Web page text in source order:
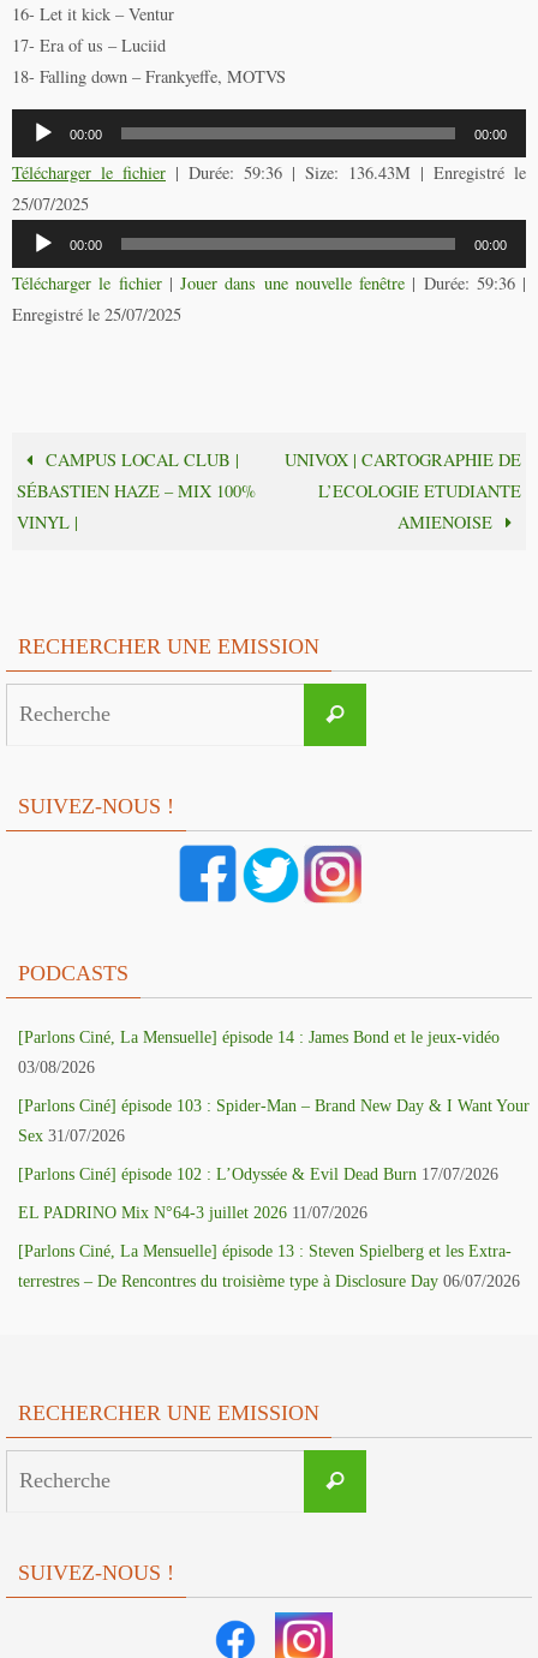
16- Let it kick – Ventur
17- Era of us – Luciid
18- Falling down – Frankyeffe, MOTVS
Lecteur
audio
00:00 00:00
Télécharger le fichier | Durée: 59:36 | Size: 136.43M | Enregistré le
25/07/2025
Lecteur
audio
00:00 00:00
Télécharger le fichier| Jouer dans une nouvelle fenêtre | Durée: 59:36|
Enregistré le 25/07/2025
CAMPUS LOCAL CLUB |
SÉBASTIEN HAZE – MIX 100%
VINYL |
UNIVOX | CARTOGRAPHIE DE
L’ECOLOGIE ETUDIANTE
AMIENOISE
RECHERCHER UNE EMISSION
Recherche
SUIVEZ-NOUS !
PODCASTS
[Parlons Ciné, La Mensuelle] épisode 14 : James Bond et le jeux-vidéo
03/08/2026
[Parlons Ciné] épisode 103 : Spider-Man – Brand New Day & I Want Your
Sex 31/07/2026
[Parlons Ciné] épisode 102 : L’Odyssée & Evil Dead Burn 17/07/2026
EL PADRINO Mix N°64-3 juillet 2026 11/07/2026
[Parlons Ciné, La Mensuelle] épisode 13 : Steven Spielberg et les Extra-
terrestres – De Rencontres du troisième type à Disclosure Day 06/07/2026
RECHERCHER UNE EMISSION
Recherche
SUIVEZ-NOUS !